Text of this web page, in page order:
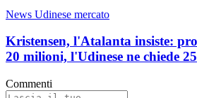
News Udinese mercato
Kristensen, l'Atalanta insiste:
20 milioni, l'Udinese ne chiede 25
Commenti